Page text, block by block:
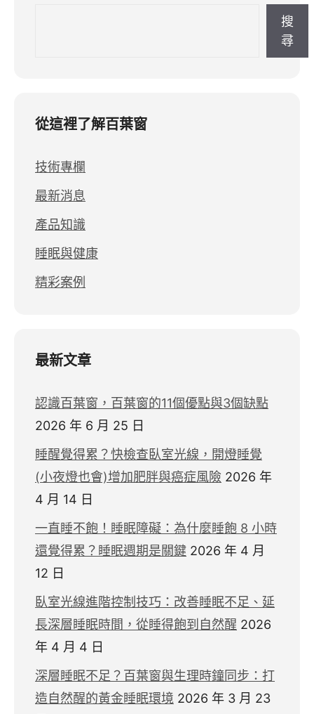
搜
尋
從這裡了解百葉窗
技術專欄
最新消息
產品知識
睡眠與健康
精彩案例
最新文章
認識百葉窗，百葉窗的11個優點與3個缺點
2026 年 6 月 25 日
睡醒覺得累？快檢查臥室光線，開燈睡覺
(小夜燈也會)增加肥胖與癌症風險 2026 年
4 月 14 日
一直睡不飽！睡眠障礙：為什麼睡飽 8 小時
還覺得累？睡眠週期是關鍵 2026 年 4 月
12 日
臥室光線進階控制技巧：改善睡眠不足、延
長深層睡眠時間，從睡得飽到自然醒 2026
年 4 月 4 日
深層睡眠不足？百葉窗與生理時鐘同步：打
造自然醒的黃金睡眠環境 2026 年 3 月 23